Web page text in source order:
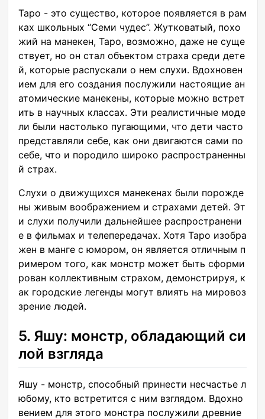
Таро - это существо, которое появляется в рам
ках школьных “Семи чудес”. Жутковатый, похо
жий на манекен, Таро, возможно, даже не суще
ствует, но он стал объектом страха среди дете
й, которые распускали о нем слухи. Вдохновен
ием для его создания послужили настоящие ан
атомические манекены, которые можно встрет
ить в научных классах. Эти реалистичные моде
ли были настолько пугающими, что дети часто
представляли себе, как они двигаются сами по
себе, что и породило широко распространенны
й страх.
Слухи о движущихся манекенах были порожде
ны живым воображением и страхами детей. Эт
и слухи получили дальнейшее распространени
е в фильмах и телепередачах. Хотя Таро изобра
жен в манге с юмором, он является отличным п
римером того, как монстр может быть сформи
рован коллективным страхом, демонстрируя, к
ак городские легенды могут влиять на мировоз
зрение людей.
5. Яшу: монстр, обладающий си
лой взгляда
Яшу - монстр, способный принести несчастье л
юбому, кто встретится с ним взглядом. Вдохно
вением для этого монстра послужили древние